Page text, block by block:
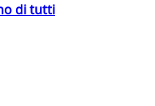
di tutti